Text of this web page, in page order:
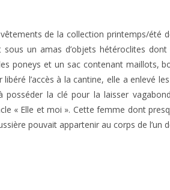
de la collection printemps/été
un amas d’objets hétéroclites
poneys et un sac contenant maillots,
l’accès à la cantine, elle a enlevé
la clé pour la laisser
« Elle et moi ». Cette femme dont
pouvait appartenir au corps de l’un